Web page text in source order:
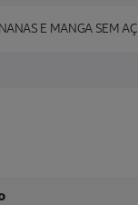
E MANGA SEM